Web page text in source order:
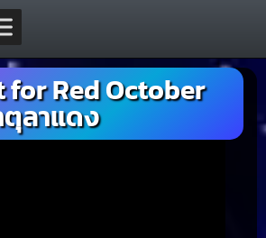
for Red October
ตุลาแดง